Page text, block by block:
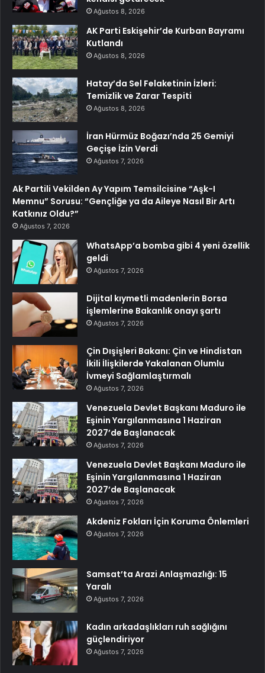
Ağustos 8, 2026
AK Parti Eskişehir’de Kurban Bayramı
Kutlandı
Ağustos 8, 2026
Hatay’da Sel Felaketinin İzleri:
Temizlik ve Zarar Tespiti
Ağustos 8, 2026
İran Hürmüz Boğazı’nda 25 Gemiyi
Geçişe İzin Verdi
Ağustos 7, 2026
Ak Partili Vekilden Ay Yapım Temsilcisine “Aşk-I
Memnu” Sorusu: “Gençliğe ya da Aileye Nasıl Bir Artı
Katkınız Oldu?”
Ağustos 7, 2026
WhatsApp’a bomba gibi 4 yeni özellik
geldi
Ağustos 7, 2026
Dijital kıymetli madenlerin Borsa
işlemlerine Bakanlık onayı şartı
Ağustos 7, 2026
Çin Dışişleri Bakanı: Çin ve Hindistan
İkili İlişkilerde Yakalanan Olumlu
İvmeyi Sağlamlaştırmalı
Ağustos 7, 2026
Venezuela Devlet Başkanı Maduro ile
Eşinin Yargılanmasına 1 Haziran
2027’de Başlanacak
Ağustos 7, 2026
Venezuela Devlet Başkanı Maduro ile
Eşinin Yargılanmasına 1 Haziran
2027’de Başlanacak
Ağustos 7, 2026
Akdeniz Fokları İçin Koruma Önlemleri
Ağustos 7, 2026
Samsat’ta Arazi Anlaşmazlığı: 15
Yaralı
Ağustos 7, 2026
Kadın arkadaşlıkları ruh sağlığını
güçlendiriyor
Ağustos 7, 2026